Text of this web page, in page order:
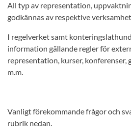
All typ av representation,
godkännas av respektive
I regelverket samt
information gällande regler för
representation, kurser, konferenser,
m.m.
Vanligt förekommande frågor och
rubrik nedan.